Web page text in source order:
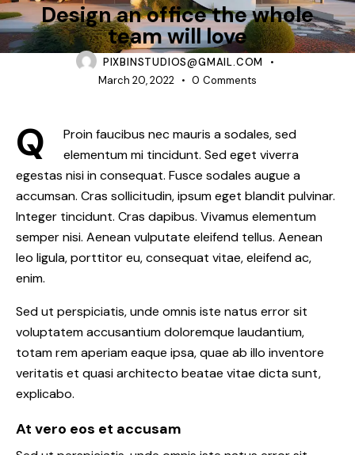
Design an office the whole
team will love
PIXBINSTUDIOS@GMAIL.COM
March 20, 2022
0 Comments
Q
Proin faucibus nec mauris a sodales, sed
elementum mi tincidunt. Sed eget viverra
egestas nisi in consequat. Fusce sodales augue a
accumsan. Cras sollicitudin, ipsum eget blandit pulvinar.
Integer tincidunt. Cras dapibus. Vivamus elementum
semper nisi. Aenean vulputate eleifend tellus. Aenean
leo ligula, porttitor eu, consequat vitae, eleifend ac,
enim.
Sed ut perspiciatis, unde omnis iste natus error sit
voluptatem accusantium doloremque laudantium,
totam rem aperiam eaque ipsa, quae ab illo inventore
veritatis et quasi architecto beatae vitae dicta sunt,
explicabo.
At vero eos et accusam